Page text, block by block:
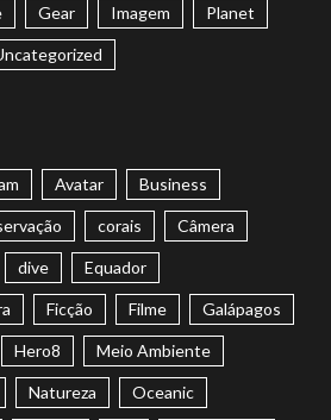
Gear Imagem Planet
Avatar Business
corais Câmera
dive Equador
Ficção Filme Galápagos
Hero8 Meio Ambiente
Natureza Oceanic